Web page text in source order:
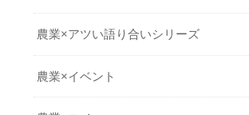
農業×アツい語り合いシリーズ
農業×イベント